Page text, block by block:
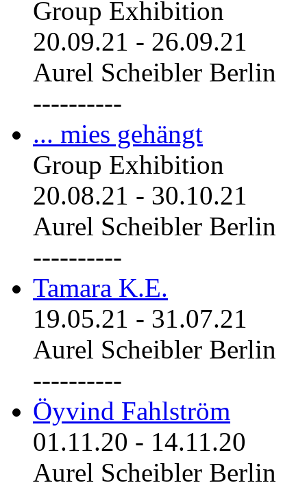
Group Exhibition
20.09.21 - 26.09.21
Aurel Scheibler Berlin
----------
... mies gehängt
Group Exhibition
20.08.21 - 30.10.21
Aurel Scheibler Berlin
----------
Tamara K.E.
19.05.21 - 31.07.21
Aurel Scheibler Berlin
----------
Öyvind Fahlström
01.11.20 - 14.11.20
Aurel Scheibler Berlin